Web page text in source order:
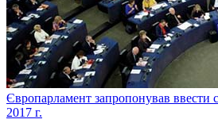
​Європарламент запропонував ввести
2017 г.